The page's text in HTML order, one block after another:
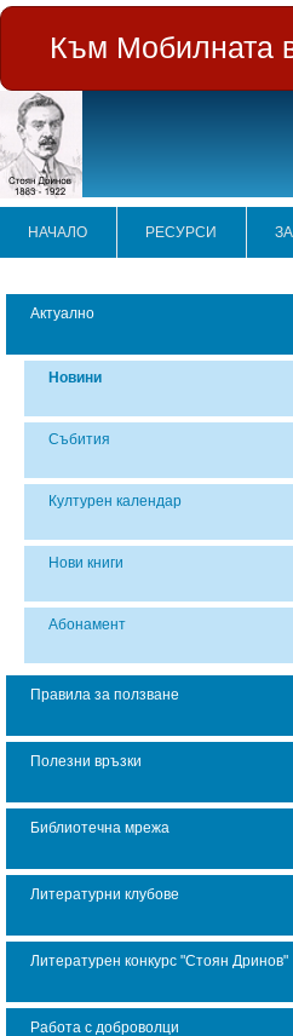
Към Мобилната
НАЧАЛО РЕСУРСИ
Актуално
Новини
Събития
Културен календар
Нови книги
Абонамент
Правила за ползване
Полезни връзки
Библиотечна мрежа
Литературни клубове
Литературен конкурс "Стоян Дринов"
Работа с доброволци